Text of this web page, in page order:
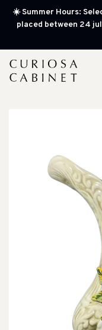
☀️ Summer Hours:
placed between 24